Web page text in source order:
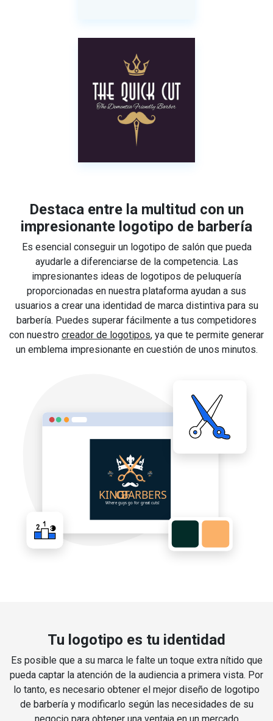
Destaca entre la multitud con un
impresionante logotipo de barbería
Es esencial conseguir un logotipo de salón que pueda
ayudarle a diferenciarse de la competencia. Las
impresionantes ideas de logotipos de peluquería
proporcionadas en nuestra plataforma ayudan a sus
usuarios a crear una identidad de marca distintiva para su
barbería. Puedes superar fácilmente a tus competidores
con nuestro creador de logotipos, ya que te permite generar
un emblema impresionante en cuestión de unos minutos.
Tu logotipo es tu identidad
Es posible que a su marca le falte un toque extra nítido que
pueda captar la atención de la audiencia a primera vista. Por
lo tanto, es necesario obtener el mejor diseño de logotipo
de barbería y modificarlo según las necesidades de su